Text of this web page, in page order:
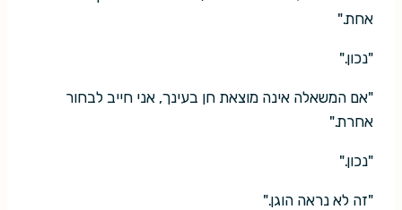
אחת."
"נכון."
"אם המשאלה אינה מוצאת חן בעינך, אני חייב לבחור
אחרת."
"נכון."
"זה לא נראה הוגן."